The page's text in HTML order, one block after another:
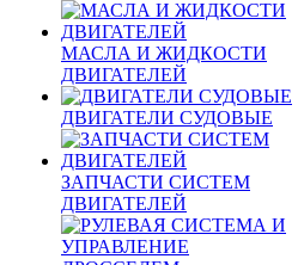
МАСЛА И ЖИДКОСТИ
ДВИГАТЕЛЕЙ
ДВИГАТЕЛИ СУДОВЫЕ
ЗАПЧАСТИ СИСТЕМ
ДВИГАТЕЛЕЙ